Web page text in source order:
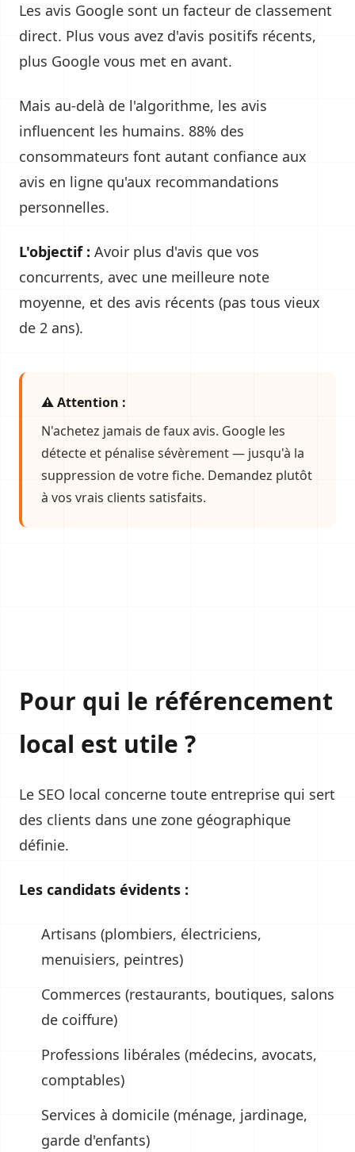
Les avis Google sont un facteur de classement
direct. Plus vous avez d'avis positifs récents,
plus Google vous met en avant.
Mais au-delà de l'algorithme, les avis
influencent les humains. 88% des
consommateurs font autant confiance aux
avis en ligne qu'aux recommandations
personnelles.
L'objectif : Avoir plus d'avis que vos
concurrents, avec une meilleure note
moyenne, et des avis récents (pas tous vieux
de 2 ans).
⚠️ Attention :
N'achetez jamais de faux avis. Google les
détecte et pénalise sévèrement — jusqu'à la
suppression de votre fiche. Demandez plutôt
à vos vrais clients satisfaits.
Pour qui le référencement
local est utile ?
Le SEO local concerne toute entreprise qui sert
des clients dans une zone géographique
définie.
Les candidats évidents :
Artisans (plombiers, électriciens,
menuisiers, peintres)
Commerces (restaurants, boutiques, salons
de coiffure)
Professions libérales (médecins, avocats,
comptables)
Services à domicile (ménage, jardinage,
garde d'enfants)